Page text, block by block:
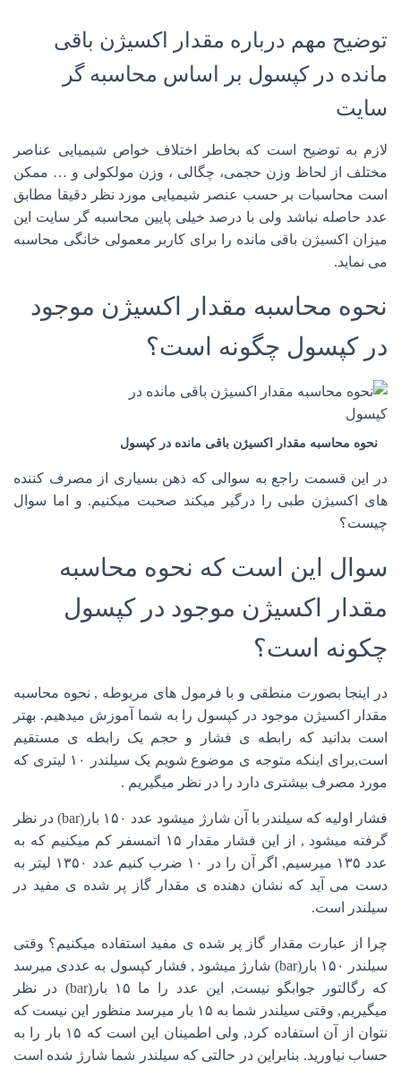
توضیح مهم درباره مقدار اکسیژن باقی
مانده در کپسول بر اساس محاسبه گر
سایت
لازم به توضیح است که بخاطر اختلاف خواص شیمیایی عناصر
مختلف از لحاظ وزن حجمی، چگالی ، وزن مولکولی و … ممکن
است محاسبات بر حسب عنصر شیمیایی مورد نظر دقیقا مطابق
عدد حاصله نباشد ولی با درصد خیلی پایین محاسبه گر سایت این
میزان اکسیژن باقی مانده را برای کاربر معمولی خانگی محاسبه
می نماید.
نحوه محاسبه مقدار اکسیژن موجود
در کپسول چگونه است؟
نحوه محاسبه مقدار اکسیژن باقی مانده در کپسول
در این قسمت راجع به سوالی که ذهن بسیاری از مصرف کننده
های اکسیژن طبی را درگیر میکند صحبت میکنیم. و اما سوال
چیست؟
سوال این است که نحوه محاسبه
مقدار اکسیژن موجود در کپسول
چکونه است؟
در اینجا بصورت منطقی و با فرمول های مربوطه , نحوه محاسبه
مقدار اکسیژن موجود در کپسول را به شما آموزش میدهیم. بهتر
است بدانید که رابطه ی فشار و حجم یک رابطه ی مستقیم
است,برای اینکه متوجه ی موضوع شویم یک سیلندر ۱۰ لیتری که
مورد مصرف بیشتری دارد را در نظر میگیریم .
فشار اولیه که سیلندر با آن شارژ میشود عدد ۱۵۰ بار(bar) در نظر
گرفته میشود , از این فشار مقدار ۱۵ اتمسفر کم میکنیم که به
عدد ۱۳۵ میرسیم, اگر آن را در ۱۰ ضرب کنیم عدد ۱۳۵۰ لیتر به
دست می آید که نشان دهنده ی مقدار گاز پر شده ی مفید در
سیلندر است.
چرا از عبارت مقدار گاز پر شده ی مفید استفاده میکنیم؟ وقتی
سیلندر ۱۵۰ بار(bar) شارژ میشود , فشار کپسول به عددی میرسد
که رگالتور جوابگو نیست, این عدد را ما ۱۵ بار(bar) در نظر
میگیریم, وقتی سیلندر شما به ۱۵ بار میرسد منظور این نیست که
نتوان از آن استفاده کرد, ولی اطمینان این است که ۱۵ بار را به
حساب نیاورید. بنابراین در حالتی که سیلندر شما شارژ شده است